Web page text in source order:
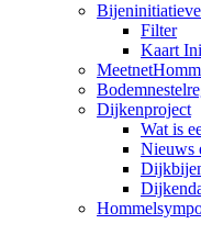
Filter
Kaart
Dijkenproject
Wat is
Nieuws